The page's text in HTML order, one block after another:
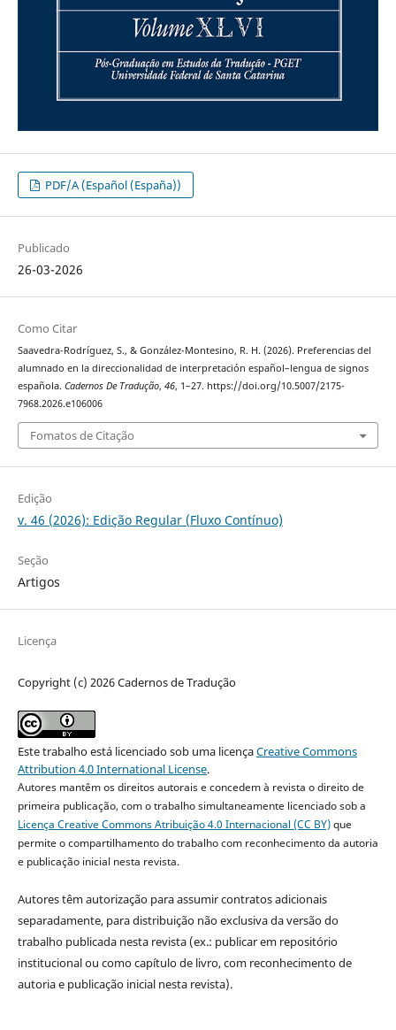
PDF/A (Español (España))
Publicado
26-03-2026
Como Citar
Saavedra-Rodríguez, S., & González-Montesino, R. H. (2026). Preferencias del
alumnado en la direccionalidad de interpretación español–lengua de signos
española. Cadernos De Tradução, 46, 1–27. https://doi.org/10.5007/2175-
7968.2026.e106006
Fomatos de Citação
Edição
v. 46 (2026): Edição Regular (Fluxo Contínuo)
Seção
Artigos
Licença
Copyright (c) 2026 Cadernos de Tradução
Este trabalho está licenciado sob uma licençaCreative Commons
Attribution 4.0 International License.
Autores mantêm os direitos autorais e concedem à revista o direito de
primeira publicação, com o trabalho simultaneamente licenciado sob a
Licença Creative Commons Atribuição 4.0 Internacional (CC BY)que
permite o compartilhamento do trabalho com reconhecimento da autoria
e publicação inicial nesta revista.
Autores têm autorização para assumir contratos adicionais
separadamente, para distribuição não exclusiva da versão do
trabalho publicada nesta revista (ex.: publicar em repositório
institucional ou como capítulo de livro, com reconhecimento de
autoria e publicação inicial nesta revista).